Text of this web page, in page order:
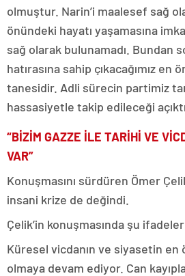
olmuştur. Narin’i maalesef sağ
önündeki hayatı yaşamasına
sağ olarak bulunamadı. Bundan
hatırasına sahip çıkacağımız
tanesidir. Adli sürecin partimiz
hassasiyetle takip edileceği
“BİZİM GAZZE İLE TARİHİ VE
VAR”
Konuşmasını sürdüren Ömer
insani krize de değindi.
Çelik’in konuşmasında şu
Küresel vicdanın ve siyasetin en
olmaya devam ediyor. Can